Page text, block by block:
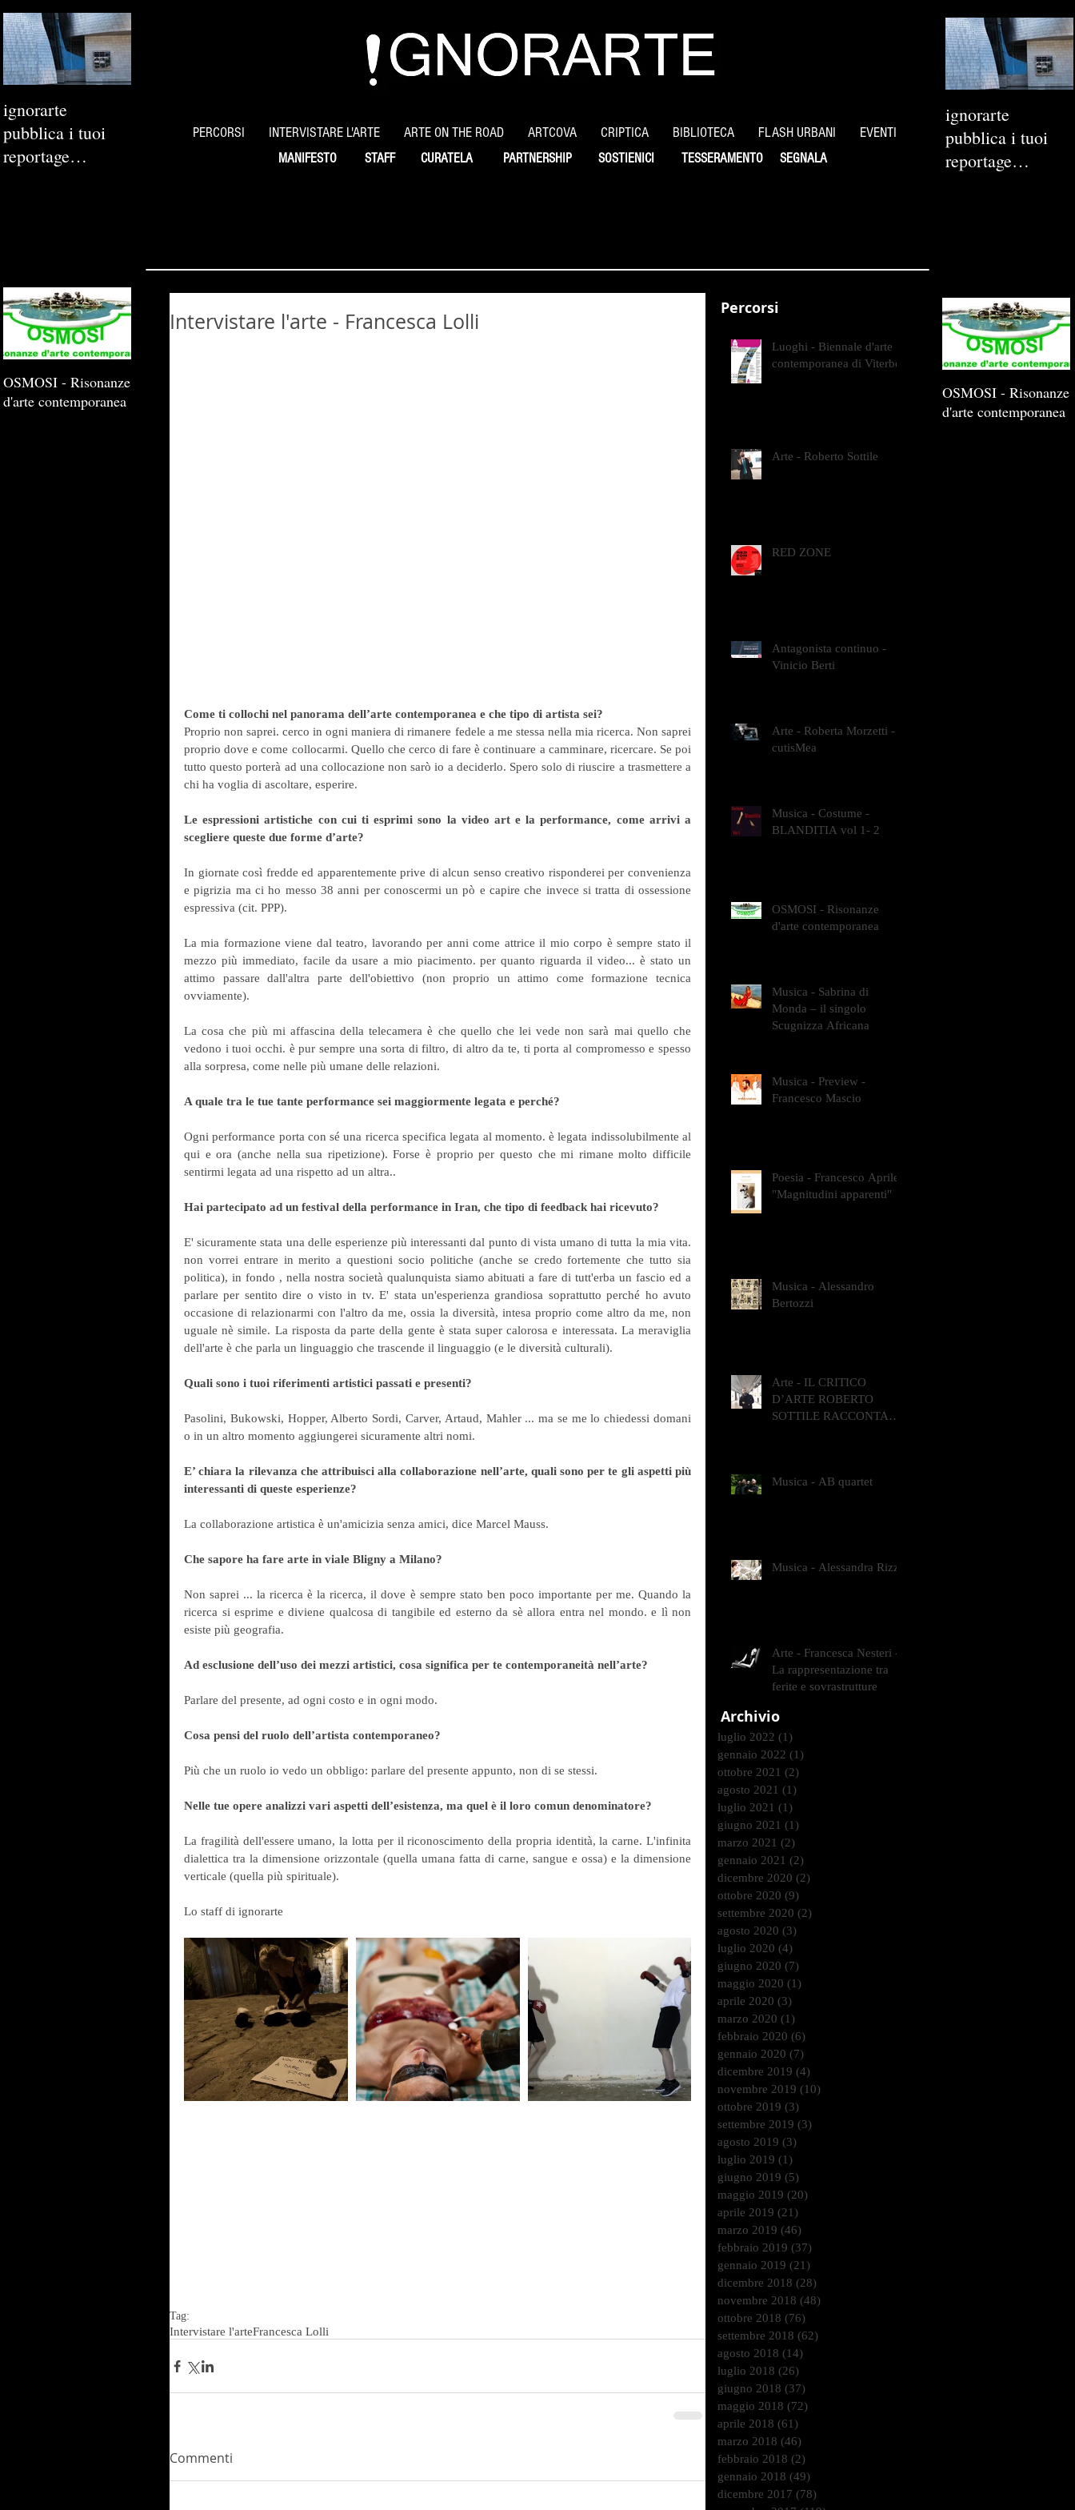
ignorarte
pubblica i tuoi
reportage
PERCORSI INTERVISTARE L'ARTE ARTE ON THE ROAD ARTCOVA CRIPTICA BIBLIOTECA FLASH URBANI EVENTI
MANIFESTO STAFF CURATELA PARTNERSHIP SOSTIENICI SEGNALA
TESSERAMENTO
ignorarte
pubblica i tuoi
reportage
Intervistare l'arte - Francesca Lolli
Come ti collochi nel panorama dell’arte contemporanea e che tipo di artista sei?
Proprio non saprei. cerco in ogni maniera di rimanere fedele a me stessa nella mia ricerca. Non saprei
proprio dove e come collocarmi. Quello che cerco di fare è continuare a camminare, ricercare. Se poi
tutto questo porterà ad una collocazione non sarò io a deciderlo. Spero solo di riuscire a trasmettere a
chi ha voglia di ascoltare, esperire.
Le espressioni artistiche con cui ti esprimi sono la video art e la performance, come arrivi a
scegliere queste due forme d’arte?
In giornate così fredde ed apparentemente prive di alcun senso creativo risponderei per convenienza
e pigrizia ma ci ho messo 38 anni per conoscermi un pò e capire che invece si tratta di ossessione
espressiva (cit. PPP).
La mia formazione viene dal teatro, lavorando per anni come attrice il mio corpo è sempre stato il
mezzo più immediato, facile da usare a mio piacimento. per quanto riguarda il video... è stato un
attimo passare dall'altra parte dell'obiettivo (non proprio un attimo come formazione tecnica
ovviamente).
La cosa che più mi affascina della telecamera è che quello che lei vede non sarà mai quello che
vedono i tuoi occhi. è pur sempre una sorta di filtro, di altro da te, ti porta al compromesso e spesso
alla sorpresa, come nelle più umane delle relazioni.
A quale tra le tue tante performance sei maggiormente legata e perché?
Ogni performance porta con sé una ricerca specifica legata al momento. è legata indissolubilmente al
qui e ora (anche nella sua ripetizione). Forse è proprio per questo che mi rimane molto difficile
sentirmi legata ad una rispetto ad un altra..
Hai partecipato ad un festival della performance in Iran, che tipo di feedback hai ricevuto?
E' sicuramente stata una delle esperienze più interessanti dal punto di vista umano di tutta la mia vita.
non vorrei entrare in merito a questioni socio politiche (anche se credo fortemente che tutto sia
politica), in fondo , nella nostra società qualunquista siamo abituati a fare di tutt'erba un fascio ed a
parlare per sentito dire o visto in tv. E' stata un'esperienza grandiosa soprattutto perché ho avuto
occasione di relazionarmi con l'altro da me, ossia la diversità, intesa proprio come altro da me, non
uguale nè simile. La risposta da parte della gente è stata super calorosa e interessata. La meraviglia
dell'arte è che parla un linguaggio che trascende il linguaggio (e le diversità culturali).
Quali sono i tuoi riferimenti artistici passati e presenti?
Pasolini, Bukowski, Hopper, Alberto Sordi, Carver, Artaud, Mahler ... ma se me lo chiedessi domani
o in un altro momento aggiungerei sicuramente altri nomi.
E’ chiara la rilevanza che attribuisci alla collaborazione nell’arte, quali sono per te gli aspetti più
interessanti di queste esperienze?
La collaborazione artistica è un'amicizia senza amici, dice Marcel Mauss.
Che sapore ha fare arte in viale Bligny a Milano?
Non saprei ... la ricerca è la ricerca, il dove è sempre stato ben poco importante per me. Quando la
ricerca si esprime e diviene qualcosa di tangibile ed esterno da sè allora entra nel mondo. e lì non
esiste più geografia.
Ad esclusione dell’uso dei mezzi artistici, cosa significa per te contemporaneità nell’arte?
Parlare del presente, ad ogni costo e in ogni modo.
Cosa pensi del ruolo dell’artista contemporaneo?
Più che un ruolo io vedo un obbligo: parlare del presente appunto, non di se stessi.
Nelle tue opere analizzi vari aspetti dell’esistenza, ma quel è il loro comun denominatore?
La fragilità dell'essere umano, la lotta per il riconoscimento della propria identità, la carne. L'infinita
dialettica tra la dimensione orizzontale (quella umana fatta di carne, sangue e ossa) e la dimensione
verticale (quella più spirituale).
Lo staff di ignorarte
Tag:
Intervistare l'arteFrancesca Lolli
Commenti
Percorsi
Luoghi - Biennale d'arte
contemporanea di Viterbo
Arte - Roberto Sottile
RED ZONE
Antagonista continuo -
Vinicio Berti
Arte - Roberta Morzetti -
cutisMea
Musica - Costume -
BLANDITIA vol 1- 2
OSMOSI - Risonanze
d'arte contemporanea
Musica - Sabrina di
Monda – il singolo
Scugnizza Africana
Musica - Preview -
Francesco Mascio
Poesia - Francesco Aprile -
"Magnitudini apparenti"
Musica - Alessandro
Bertozzi
Arte - IL CRITICO
D’ARTE ROBERTO
SOTTILE RACCONTA
Musica - AB quartet
Musica - Alessandra Rizzo
Arte - Francesca Nesteri -
La rappresentazione tra
ferite e sovrastrutture
Archivio
luglio 2022 (1)
gennaio 2022 (1)
ottobre 2021 (2)
agosto 2021 (1)
luglio 2021 (1)
giugno 2021 (1)
marzo 2021 (2)
gennaio 2021 (2)
dicembre 2020 (2)
ottobre 2020 (9)
settembre 2020 (2)
agosto 2020 (3)
luglio 2020 (4)
giugno 2020 (7)
maggio 2020 (1)
aprile 2020 (3)
marzo 2020 (1)
febbraio 2020 (6)
gennaio 2020 (7)
dicembre 2019 (4)
novembre 2019 (10)
ottobre 2019 (3)
settembre 2019 (3)
agosto 2019 (3)
luglio 2019 (1)
giugno 2019 (5)
maggio 2019 (20)
aprile 2019 (21)
marzo 2019 (46)
febbraio 2019 (37)
gennaio 2019 (21)
dicembre 2018 (28)
novembre 2018 (48)
ottobre 2018 (76)
settembre 2018 (62)
agosto 2018 (14)
luglio 2018 (26)
giugno 2018 (37)
maggio 2018 (72)
aprile 2018 (61)
marzo 2018 (46)
febbraio 2018 (2)
gennaio 2018 (49)
dicembre 2017 (78)
OSMOSI - Risonanze
d'arte contemporanea
OSMOSI - Risonanze
d'arte contemporanea